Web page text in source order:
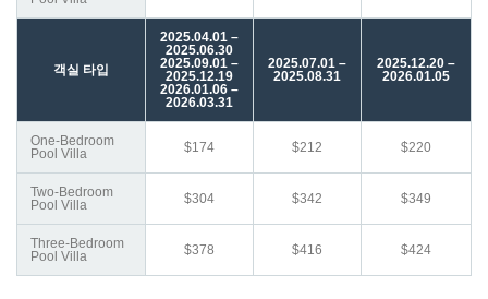
객실 타입
2025.04.01 –
2025.06.30
2025.09.01 –
2025.12.19
2026.01.06 –
2026.03.31
2025.07.01 –
2025.08.31
2025.12.20 –
2026.01.05
One-Bedroom
Pool Villa
$174 $212 $220
Two-Bedroom
Pool Villa
$304 $342 $349
Three-Bedroom
Pool Villa
$378 $416 $424